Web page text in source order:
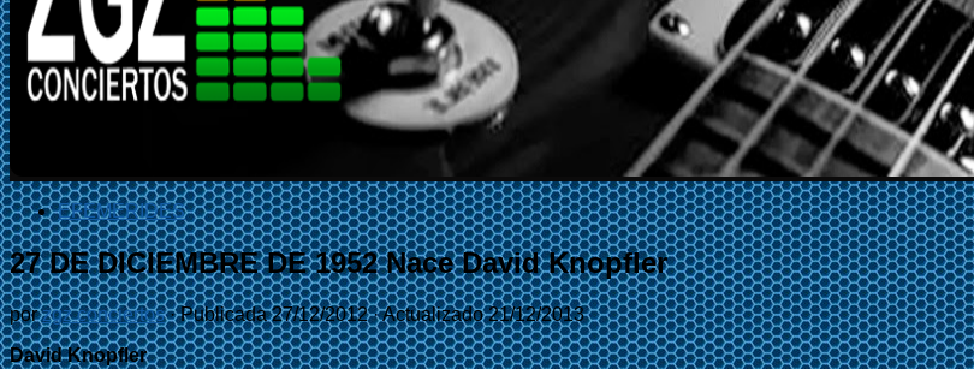
EFEMÉRIDES
27 DE DICIEMBRE DE 1952 Nace David Knopfler
porzgz conciertos · Publicada27/12/2012· Actualizado21/12/2013
David Knopfler